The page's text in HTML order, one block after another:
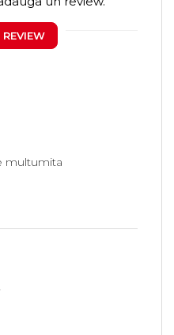
REVIEW
multumita